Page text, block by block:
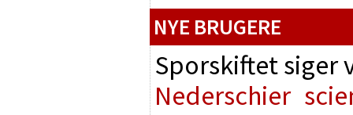
NYE BRUGERE
Sporskiftet
Nederschier